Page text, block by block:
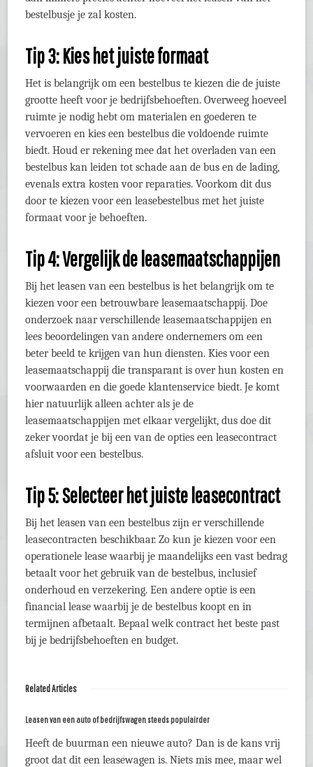
bestelbusje je zal kosten.
Tip 3: Kies het juiste formaat
Het is belangrijk om een bestelbus te kiezen die de juiste
grootte heeft voor je bedrijfsbehoeften. Overweeg hoeveel
ruimte je nodig hebt om materialen en goederen te
vervoeren en kies een bestelbus die voldoende ruimte
biedt. Houd er rekening mee dat het overladen van een
bestelbus kan leiden tot schade aan de bus en de lading,
evenals extra kosten voor reparaties. Voorkom dit dus
door te kiezen voor een leasebestelbus met het juiste
formaat voor je behoeften.
Tip 4: Vergelijk de leasemaatschappijen
Bij het leasen van een bestelbus is het belangrijk om te
kiezen voor een betrouwbare leasemaatschappij. Doe
onderzoek naar verschillende leasemaatschappijen en
lees beoordelingen van andere ondernemers om een
beter beeld te krijgen van hun diensten. Kies voor een
leasemaatschappij die transparant is over hun kosten en
voorwaarden en die goede klantenservice biedt. Je komt
hier natuurlijk alleen achter als je de
leasemaatschappijen met elkaar vergelijkt, dus doe dit
zeker voordat je bij een van de opties een leasecontract
afsluit voor een bestelbus.
Tip 5: Selecteer het juiste leasecontract
Bij het leasen van een bestelbus zijn er verschillende
leasecontracten beschikbaar. Zo kun je kiezen voor een
operationele lease waarbij je maandelijks een vast bedrag
betaalt voor het gebruik van de bestelbus, inclusief
onderhoud en verzekering. Een andere optie is een
financial lease waarbij je de bestelbus koopt en in
termijnen afbetaalt. Bepaal welk contract het beste past
bij je bedrijfsbehoeften en budget.
Related Articles
Leasen van een auto of bedrijfswagen steeds populairder
Heeft de buurman een nieuwe auto? Dan is de kans vrij
groot dat dit een leasewagen is. Niets mis mee, maar wel